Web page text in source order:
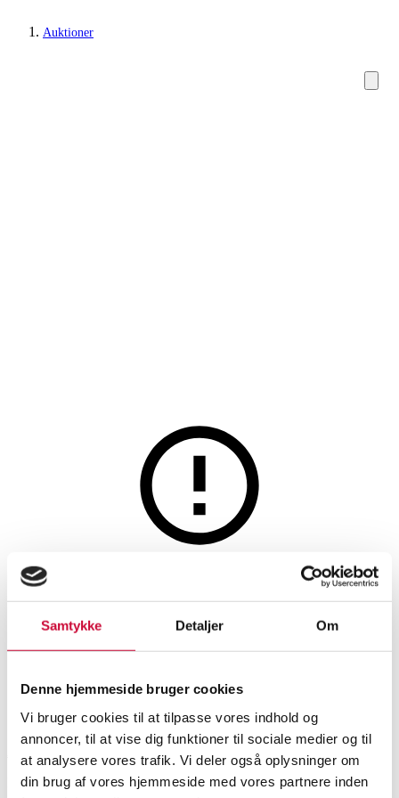
Samtykke Detaljer Om
Denne hjemmeside bruger cookies
Vi bruger cookies til at tilpasse vores indhold og
annoncer, til at vise dig funktioner til sociale medier og til
at analysere vores trafik. Vi deler også oplysninger om
din brug af vores hjemmeside med vores partnere inden
Auktioner
Havemøbler
Strand+Hvass. Udendørs
armstol, model Breeze
1.000
Momsvare